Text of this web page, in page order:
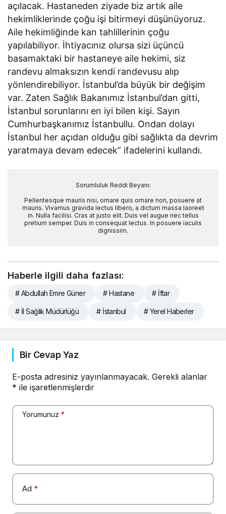
açılacak. Hastaneden ziyade biz artık aile
hekimliklerinde çoğu işi bitirmeyi düşünüyoruz.
Aile hekimliğinde kan tahlillerinin çoğu
yapılabiliyor. İhtiyacınız olursa sizi üçüncü
basamaktaki bir hastaneye aile hekimi, siz
randevu almaksızın kendi randevusu alıp
yönlendirebiliyor. İstanbul’da büyük bir değişim
var. Zaten Sağlık Bakanımız İstanbul’dan gitti,
İstanbul sorunlarını en iyi bilen kişi. Sayın
Cumhurbaşkanımız İstanbullu. Ondan dolayı
İstanbul her açıdan olduğu gibi sağlıkta da devrim
yaratmaya devam edecek” ifadelerini kullandı.
Sorumluluk Reddi Beyanı:
Pellentesque mauris nisi, ornare quis ornare non, posuere at
mauris. Vivamus gravida lectus libero, a dictum massa laoreet
in. Nulla facilisi. Cras at justo elit. Duis vel augue nec tellus
pretium semper. Duis in consequat lectus. In posuere iaculis
dignissim.
Haberle ilgili daha fazlası:
# Abdullah Emre Güner # Hastane # İftar
# İl Sağlık Müdürlüğü # İstanbul # Yerel Haberler
Bir Cevap Yaz
E-posta adresiniz yayınlanmayacak. Gerekli alanlar
* ile işaretlenmişlerdir
Yorumunuz *
Ad *